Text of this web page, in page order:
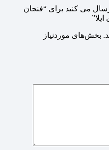
می کنید برای “فنجان
بخش‌های موردنیاز